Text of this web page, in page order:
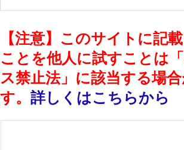
【注意】このサイトに記
ことを他人に試すことは
ス禁止法」に該当する場
す。 詳しくはこちらから